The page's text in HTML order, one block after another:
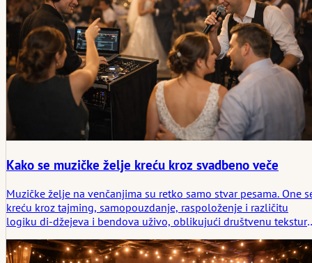
Kako se muzičke želje kreću kroz svadbeno veče
Muzičke želje na venčanjima su retko samo stvar pesama. One
kreću kroz tajming, samopouzdanje, raspoloženje i različitu
logiku di-džejeva i bendova uživo, oblikujući društvenu